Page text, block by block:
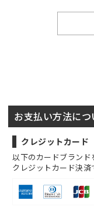
お支払い方法につ
クレジットカード
以下のカードブランド
クレジットカード決済